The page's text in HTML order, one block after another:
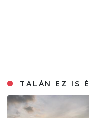
TALÁN EZ IS